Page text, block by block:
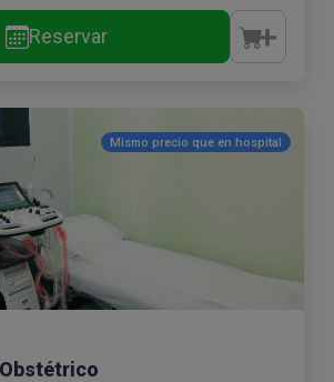
Reservar
Mismo precio que en hospital